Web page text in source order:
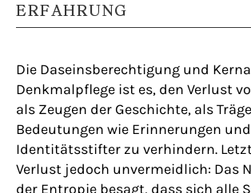
ERFAHRUNG
Die Daseinsberechtigung und
Denkmalpflege ist es, den Verlust
als Zeugen der Geschichte, als
Bedeutungen wie Erinnerungen
Identitätsstifter zu verhindern.
Verlust jedoch unvermeidlich: Das
der Entropie besagt, dass sich alle